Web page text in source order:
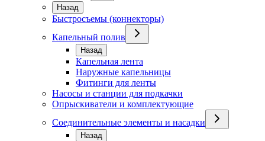
Назад
Быстросъемы (коннекторы)
Капельный полив
Назад
Капельная лента
Наружные капельницы
Фитинги для ленты
Насосы и станции для подкачки
Опрыскиватели и комплектующие
Соединительные элементы и насадки
Назад